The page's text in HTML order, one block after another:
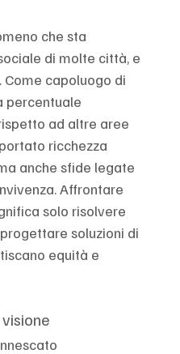
che sta
di molte città, e
Come capoluogo di
percentuale
ad altre aree
ricchezza
anche sfide legate
Affrontare
solo risolvere
soluzioni di
equità e